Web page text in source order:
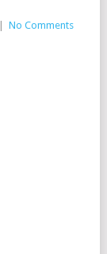
No Comments